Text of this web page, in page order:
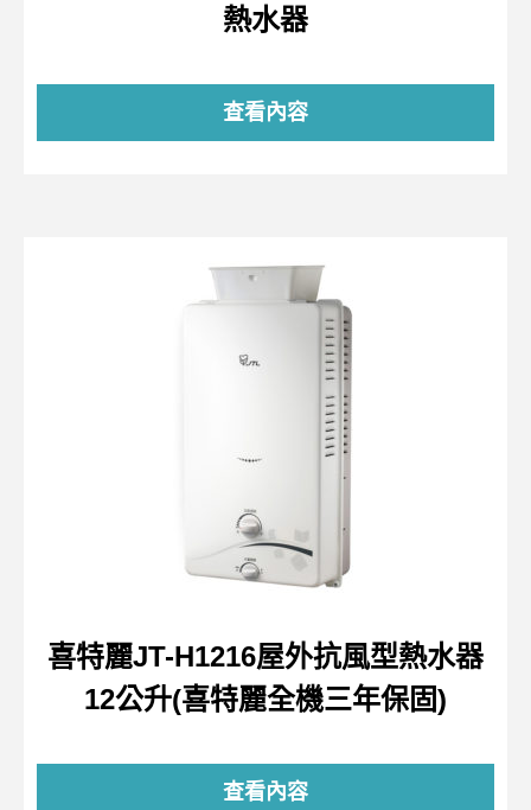
熱水器
查看內容
喜特麗JT-H1216屋外抗風型熱水器
12公升(喜特麗全機三年保固)
查看內容